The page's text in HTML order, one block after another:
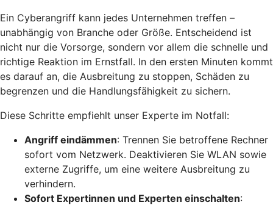
Ein Cyberangriff kann jedes Unternehmen treffen –
unabhängig von Branche oder Größe. Entscheidend ist
nicht nur die Vorsorge, sondern vor allem die schnelle und
richtige Reaktion im Ernstfall. In den ersten Minuten kommt
es darauf an, die Ausbreitung zu stoppen, Schäden zu
begrenzen und die Handlungsfähigkeit zu sichern.
Diese Schritte empfiehlt unser Experte im Notfall:
Angriff eindämmen: Trennen Sie betroffene Rechner
sofort vom Netzwerk. Deaktivieren Sie WLAN sowie
externe Zugriffe, um eine weitere Ausbreitung zu
verhindern.
Sofort Expertinnen und Experten einschalten: